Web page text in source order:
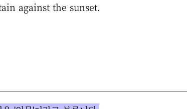
against the sunset.